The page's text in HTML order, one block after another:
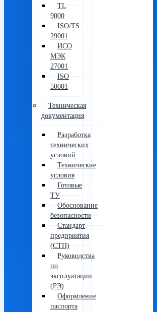
TL
9000
ISO/TS
29001
ИСО
МЭК
27001
ISO
50001
Техническая
документация
Разработка
технических
условий
Технические
условия
Готовые
ТУ
Обоснование
безопасности
Стандарт
предприятия
(СТП)
Руководства
по
эксплуатации
(РЭ)
Оформление
паспорта